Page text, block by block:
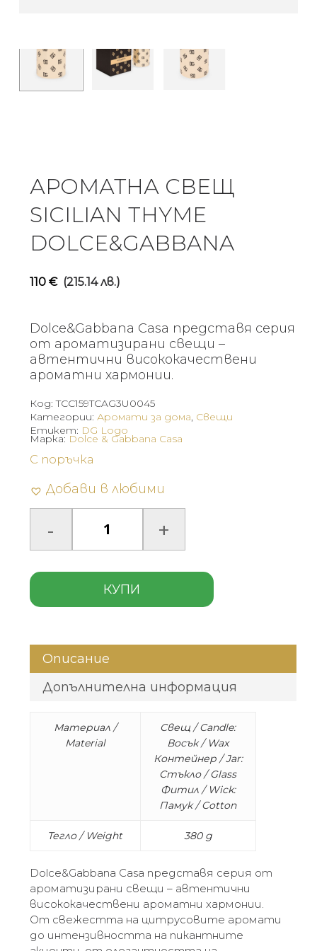
АРОМАТНА СВЕЩ
SICILIAN THYME
DOLCE&GABBANA
110 € (215.14 лв.)
Dolce&Gabbana Casa представя серия
от ароматизирани свещи –
автентични висококачествени
ароматни хармонии.
Код:TCC159TCAG3U0045
Категории: Аромати за дома, Свещи
Етикет: DG Logo
С поръчка
Добави в любими
КУПИ
Марка: Dolce & Gabbana Casa
Описание
Допълнителна информация
Материал /
Material
Свещ / Candle:
Восък / Wax
Контейнер / Jar:
Стъкло / Glass
Фитил / Wick:
Памук / Cotton
Тегло / Weight 380 g
Dolce&Gabbana Casa представя серия от
ароматизирани свещи – автентични
висококачествени ароматни хармонии.
От свежестта на цитрусовите аромати
до интензивността на пикантните